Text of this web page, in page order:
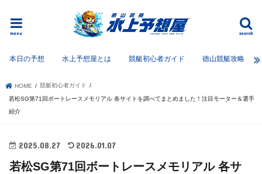
search
menu
本日の予想 水上予想屋とは 競艇初心者ガイド 徳山競艇攻略
HOME 競艇初心者ガイド
若松SG第71回ボートレースメモリアル 各サイトを調べてまとめました！注目モーター＆選手
紹介
2025.08.27 2026.01.07
若松SG第71回ボートレースメモリアル 各サ